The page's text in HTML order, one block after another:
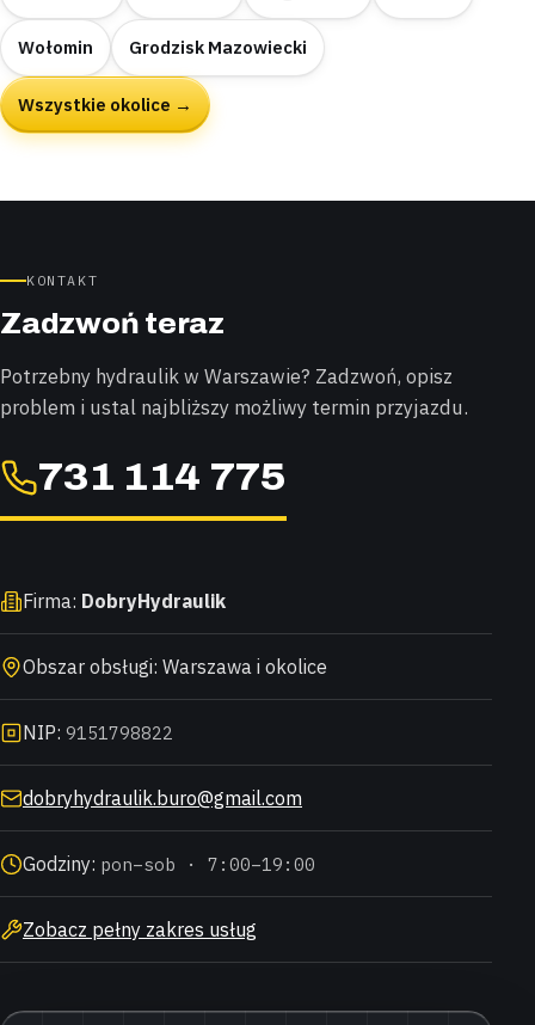
Wołomin Grodzisk Mazowiecki
Wszystkie okolice →
KONTAKT
Zadzwoń teraz
Potrzebny hydraulik w Warszawie? Zadzwoń, opisz
problem i ustal najbliższy możliwy termin przyjazdu.
731 114 775
Firma: DobryHydraulik
Obszar obsługi: Warszawa i okolice
NIP: 9151798822
dobryhydraulik.buro@gmail.com
Godziny: pon–sob · 7:00–19:00
Zobacz pełny zakres usług